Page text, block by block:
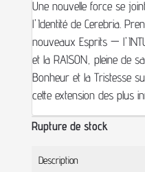
Une nouvelle force se
l'Identité de Cerebria.
nouveaux Esprits —
et la RAISON, pleine de
Bonheur et la Tristesse
cette extension des plus
Rupture de stock
Description